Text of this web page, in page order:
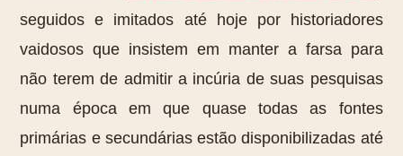
seguidos e imitados até hoje por historiadores
vaidosos que insistem em manter a farsa para
não terem de admitir a incúria de suas pesquisas
numa época em que quase todas as fontes
primárias e secundárias estão disponibilizadas até